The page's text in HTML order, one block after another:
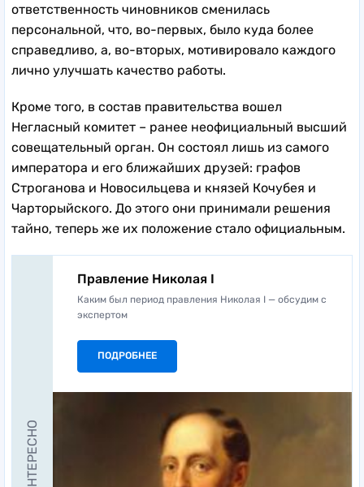
ответственность чиновников сменилась
персональной, что, во-первых, было куда более
справедливо, а, во-вторых, мотивировало каждого
лично улучшать качество работы.
Кроме того, в состав правительства вошел
Негласный комитет – ранее неофициальный высший
совещательный орган. Он состоял лишь из самого
императора и его ближайших друзей: графов
Строганова и Новосильцева и князей Кочубея и
Чарторыйского. До этого они принимали решения
тайно, теперь же их положение стало официальным.
Правление Николая I
Каким был период правления Николая I — обсудим с
экспертом
ПОДРОБНЕЕ